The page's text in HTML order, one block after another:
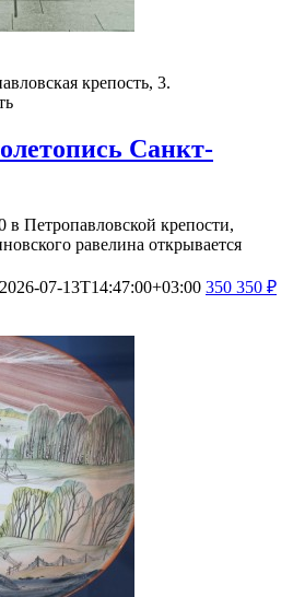
крепость, 3.
Санкт-
в Петропавловской крепости,
равелина открывается
2026-07-13T14:47:00+03:00 350 350 ₽